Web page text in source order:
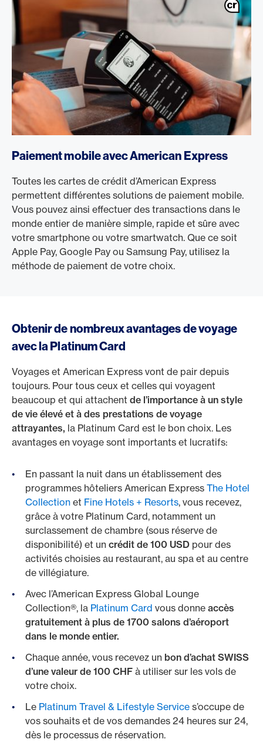
Paiement mobile avec American Express
Toutes les cartes de crédit d’American Express
permettent différentes solutions de paiement mobile.
Vous pouvez ainsi effectuer des transactions dans le
monde entier de manière simple, rapide et sûre avec
votre smartphone ou votre smartwatch. Que ce soit
Apple Pay, Google Pay ou Samsung Pay, utilisez la
méthode de paiement de votre choix.
Obtenir de nombreux avantages de voyage
avec la Platinum Card
Voyages et American Express vont de pair depuis
toujours. Pour tous ceux et celles qui voyagent
beaucoup et qui attachent de l’importance à un style
de vie élevé et à des prestations de voyage
attrayantes, la Platinum Card est le bon choix. Les
avantages en voyage sont importants et lucratifs:
En passant la nuit dans un établissement des
programmes hôteliers American Express The Hotel
Collection et Fine Hotels + Resorts, vous recevez,
grâce à votre Platinum Card, notamment un
surclassement de chambre (sous réserve de
disponibilité) et un crédit de 100 USD pour des
activités choisies au restaurant, au spa et au centre
de villégiature.
Avec l’American Express Global Lounge
Collection®, la Platinum Card vous donne accès
gratuitement à plus de 1700 salons d’aéroport
dans le monde entier.
Chaque année, vous recevez un bon d’achat SWISS
d’une valeur de 100 CHF à utiliser sur les vols de
votre choix.
Le Platinum Travel & Lifestyle Service s’occupe de
vos souhaits et de vos demandes 24 heures sur 24,
dès le processus de réservation.